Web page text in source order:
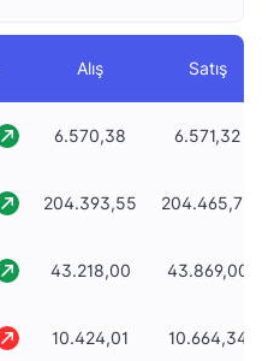
Alış Satış
6.570,38 6.571,32
204.393,55 204.465,73
43.218,00 43.869,00
10.424,01 10.664,34